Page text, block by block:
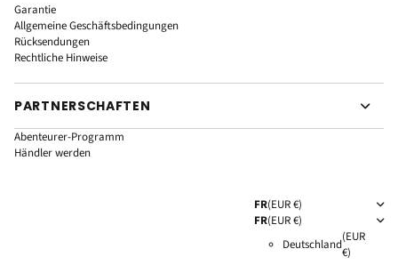
Garantie
Allgemeine Geschäftsbedingungen
Rücksendungen
Rechtliche Hinweise
PARTNERSCHAFTEN
Abenteurer-Programm
Händler werden
FR(EUR €)
FR(EUR €)
Deutschland(EUR
€)